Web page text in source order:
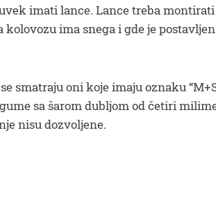
imati lance. Lance treba montirati
kolovozu ima snega i gde je
smatraju oni koje imaju oznaku
sa šarom dubljom od četiri
nisu dozvoljene.